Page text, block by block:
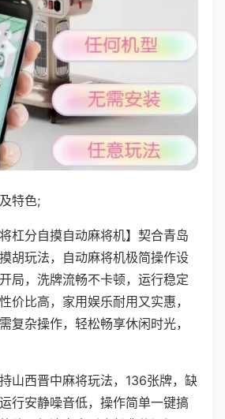
特色;
将杠分自摸自动麻将机】契合青岛
胡玩法，自动麻将机极简操作设
局，洗牌流畅不卡顿，运行稳定
价比高，家用娱乐耐用又实惠，
复杂操作，轻松畅享休闲时光，
山西晋中麻将玩法，136张牌，缺
行安静噪音低，操作简单一键搞